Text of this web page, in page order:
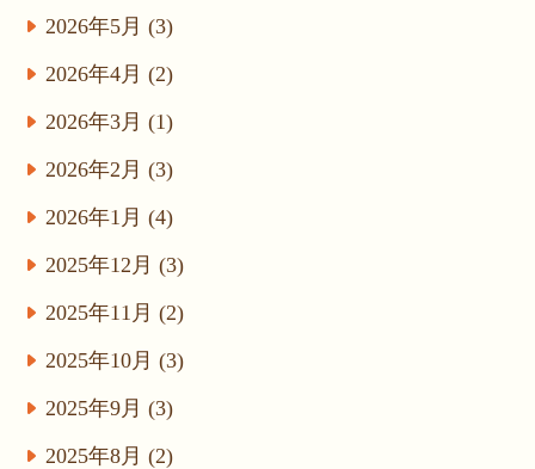
2026年5月 (3)
2026年4月 (2)
2026年3月 (1)
2026年2月 (3)
2026年1月 (4)
2025年12月 (3)
2025年11月 (2)
2025年10月 (3)
2025年9月 (3)
2025年8月 (2)